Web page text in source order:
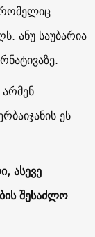
ანუ საუბარია
ეს
ასევე
შესაძლო